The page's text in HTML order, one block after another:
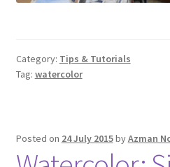
Category: Tips & Tutorials
Tag: watercolor
Posted on 24 July 2015byAzman